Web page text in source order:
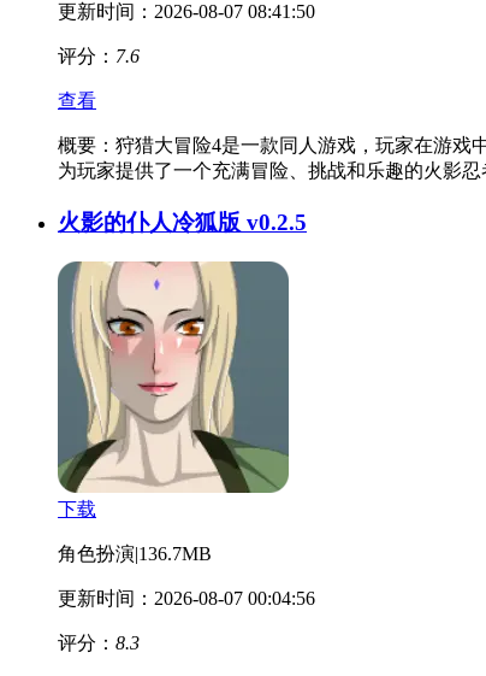
更新时间：2026-08-07 08:41:50
评分： 7.6
查看
概要： 狩猎大冒险4是一款同人游戏，玩家在游戏
为玩家提供了一个充满冒险、挑战和乐趣的火影忍
火影的仆人冷狐版 v0.2.5
下载
角色扮演|136.7MB
更新时间：2026-08-07 00:04:56
评分： 8.3